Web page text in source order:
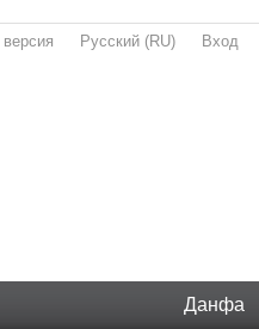
Данфа
Русский (RU) Вход